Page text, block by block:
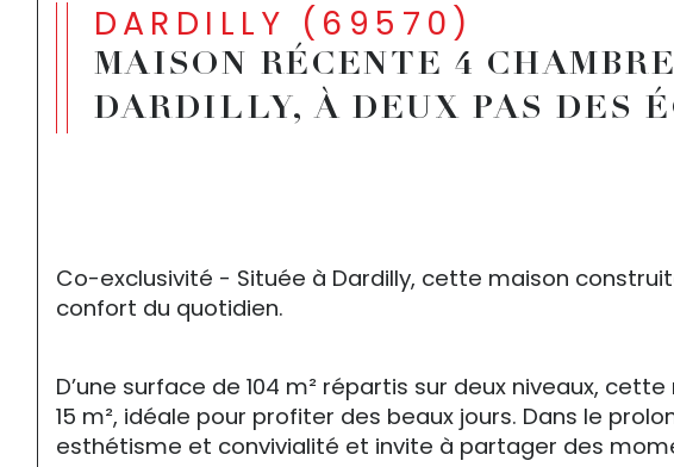
DARDILLY (69570)
MAISON RÉCENTE 4
DARDILLY, À DEUX PAS DES
Co-exclusivité - Située à Dardilly, cette maison
confort du quotidien.
D’une surface de 104 m² répartis sur deux niveaux,
15 m², idéale pour profiter des beaux jours. Dans le
esthétisme et convivialité et invite à partager des